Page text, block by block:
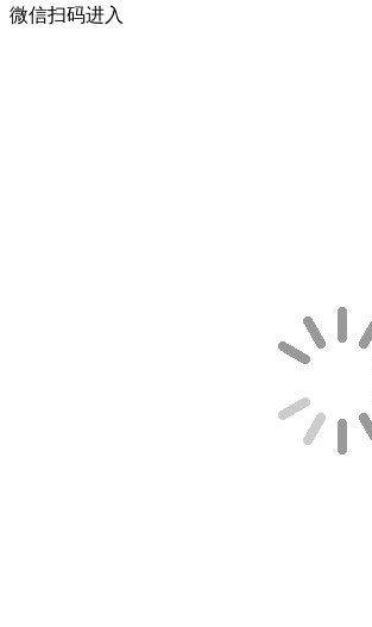
微信扫码进入